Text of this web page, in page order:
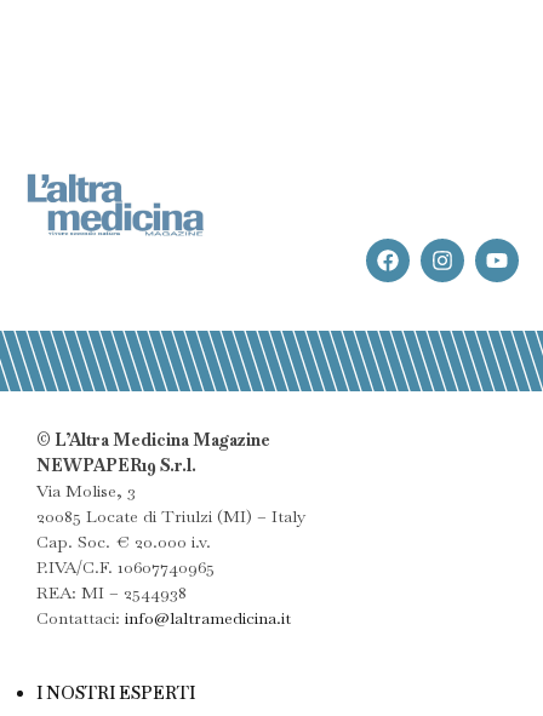
© L’Altra Medicina Magazine
NEWPAPER19 S.r.l.
Via Molise, 3
20085 Locate di Triulzi (MI) – Italy
Cap. Soc. € 20.000 i.v.
P.IVA/C.F. 10607740965
REA: MI – 2544938
Contattaci: info@laltramedicina.it
I NOSTRI ESPERTI